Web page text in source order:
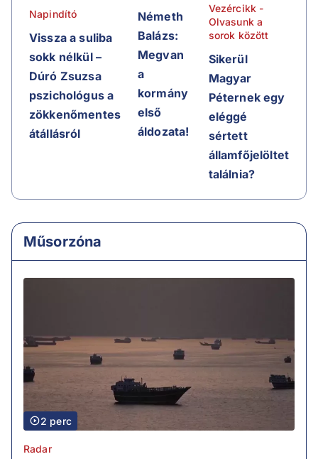
Napindító
Vissza a suliba
sokk nélkül –
Dúró Zsuzsa
pszichológus a
zökkenőmentes
átállásról
Németh
Balázs:
Megvan
a
kormány
első
áldozata!
Vezércikk -
Olvasunk a
sorok között
Sikerül
Magyar
Péternek egy
eléggé
sértett
államfőjelöltet
találnia?
Műsorzóna
2 perc
Radar